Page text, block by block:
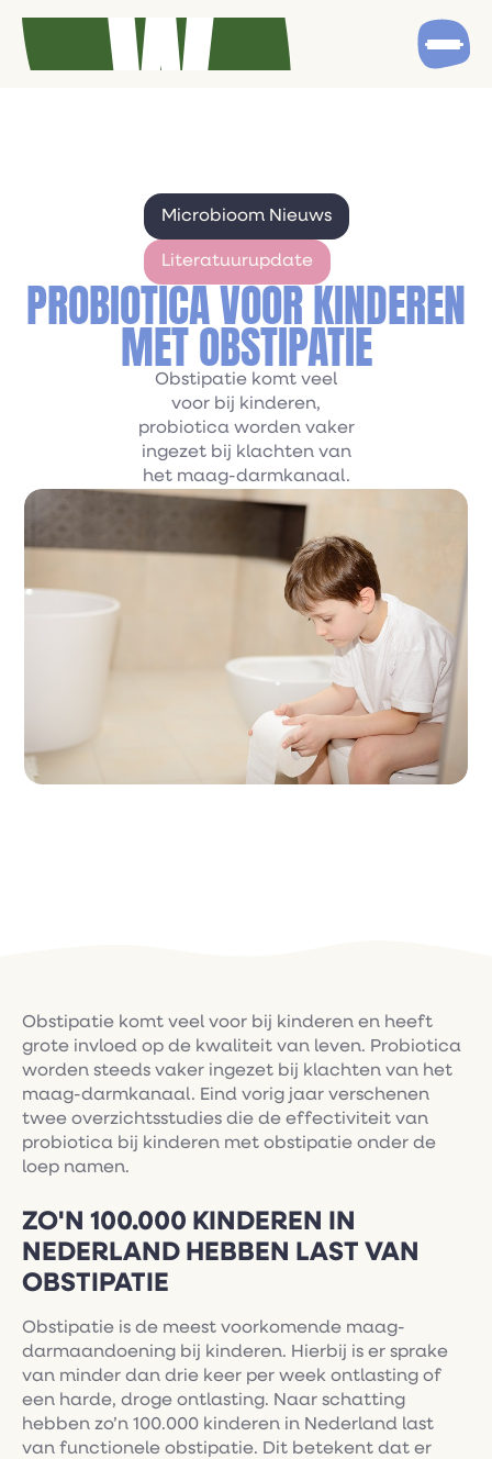
Microbioom Nieuws
Literatuurupdate
PROBIOTICA VOOR KINDEREN
MET OBSTIPATIE
Obstipatie komt veel
voor bij kinderen,
probiotica worden vaker
ingezet bij klachten van
het maag-darmkanaal.
Obstipatie komt veel voor bij kinderen en heeft
grote invloed op de kwaliteit van leven. Probiotica
worden steeds vaker ingezet bij klachten van het
maag-darmkanaal. Eind vorig jaar verschenen
twee overzichtsstudies die de effectiviteit van
probiotica bij kinderen met obstipatie onder de
loep namen.
ZO'N 100.000 KINDEREN IN
NEDERLAND HEBBEN LAST VAN
OBSTIPATIE
Obstipatie is de meest voorkomende maag-
darmaandoening bij kinderen. Hierbij is er sprake
van minder dan drie keer per week ontlasting of
een harde, droge ontlasting. Naar schatting
hebben zo’n 100.000 kinderen in Nederland last
van functionele obstipatie. Dit betekent dat er